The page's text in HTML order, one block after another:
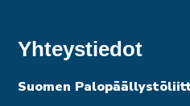
Yhteystiedot
Suomen